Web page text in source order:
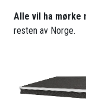
Alle vil ha mørke
resten av Norge.